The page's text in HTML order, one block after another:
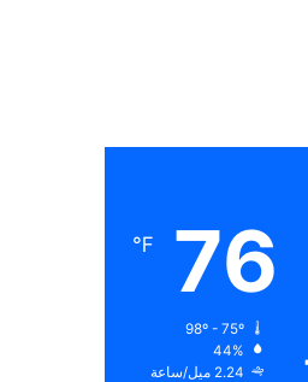
76
℉
44%
2.24 ميل/ساعة